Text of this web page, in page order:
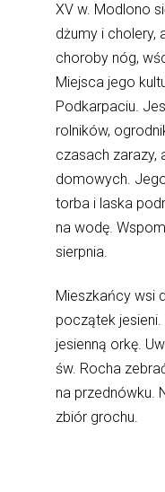
XV w. Modlono
dżumy i cholery,
choroby nóg,
Miejsca jego
Podkarpaciu.
rolników,
czasach zarazy,
domowych.
torba i laska
na wodę.
sierpnia.
Mieszkańcy wsi
początek
jesienną orkę.
św. Rocha
na przednówku.
zbiór grochu.